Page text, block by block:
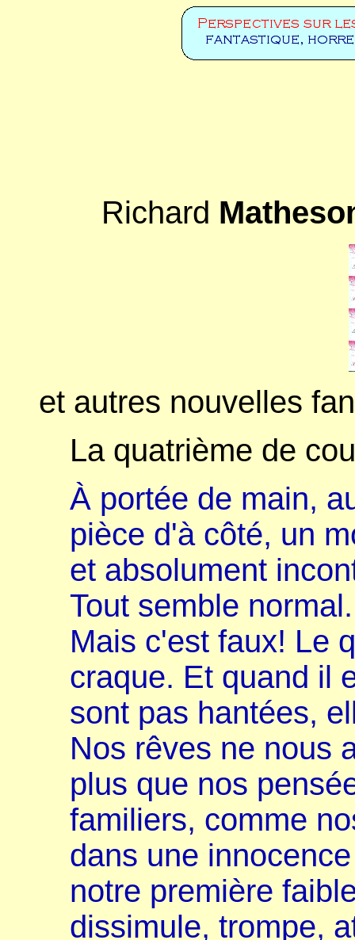
Richard
et autres nouvelles
La quatrième de
À portée de main,
pièce d'à côté, un
et absolument
Tout semble
Mais c'est faux! Le
craque. Et quand il
sont pas hantées,
Nos rêves ne nous
plus que nos
familiers, comme
dans une
notre première
dissimule, trompe,